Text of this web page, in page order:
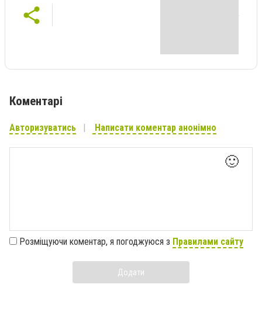
Коментарі
Авторизуватись Написати коментар анонімно
🙂
Розміщуючи коментар, я погоджуюся з Правилами сайту
Додати